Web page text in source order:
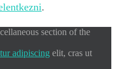
.
section of the
adipiscing elit, cras ut